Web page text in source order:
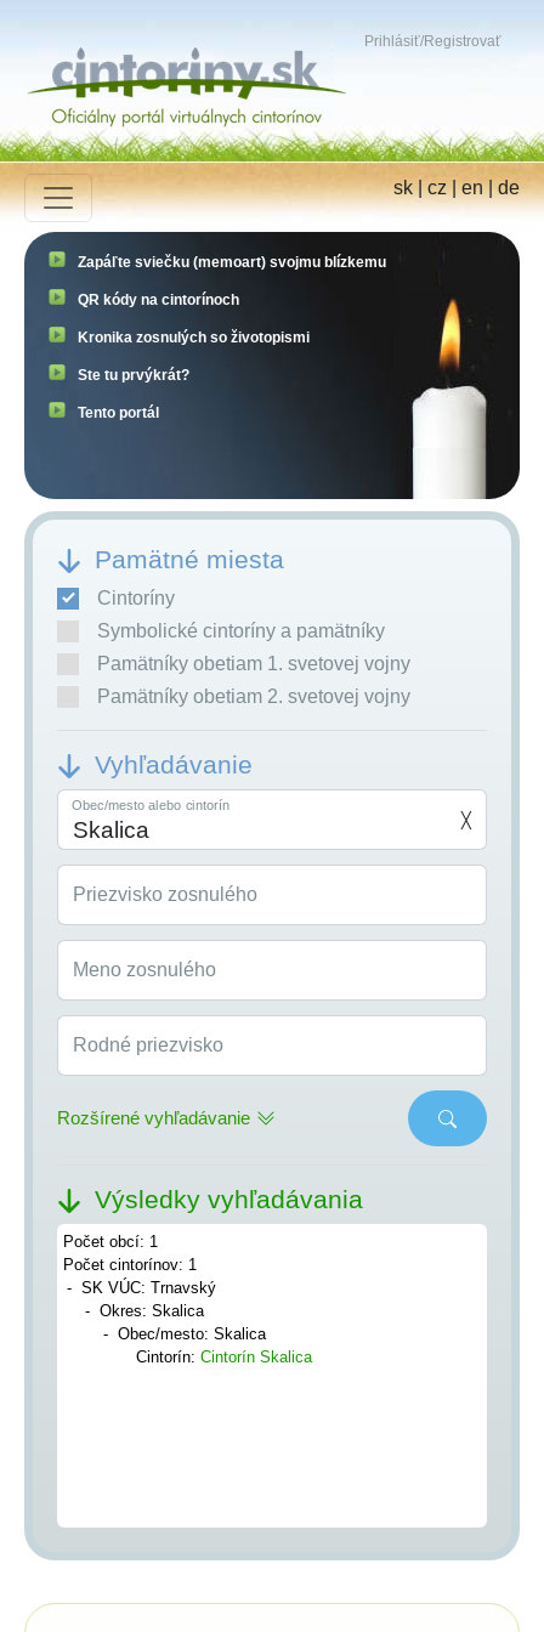
Prihlásiť/Registrovať
sk|cz|en|de
Zapáľte sviečku (memoart) svojmu blízkemu
QR kódy na cintorínoch
Kronika zosnulých so životopismi
Ste tu prvýkrát?
Tento portál
Pamätné miesta
Cintoríny
Symbolické cintoríny a pamätníky
Pamätníky obetiam 1. svetovej vojny
Pamätníky obetiam 2. svetovej vojny
Vyhľadávanie
Obec/mesto alebo cintorín
╳
Priezvisko zosnulého
Meno zosnulého
Rodné priezvisko
Rozšírené vyhľadávanie
Výsledky vyhľadávania
Počet obcí: 1
Počet cintorínov: 1
SK VÚC: Trnavský
Okres: Skalica
Obec/mesto: Skalica
Cintorín: Cintorín Skalica